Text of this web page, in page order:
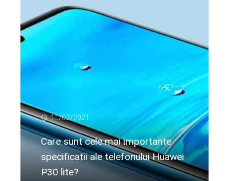
11/02/2021
Care sunt cele mai importante
specificatii ale telefonului Huawei
P30 lite?